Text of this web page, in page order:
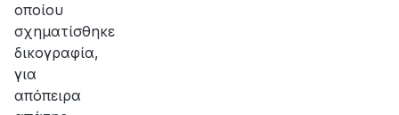
οποίου
σχηματίσθηκε
δικογραφία,
για
απόπειρα